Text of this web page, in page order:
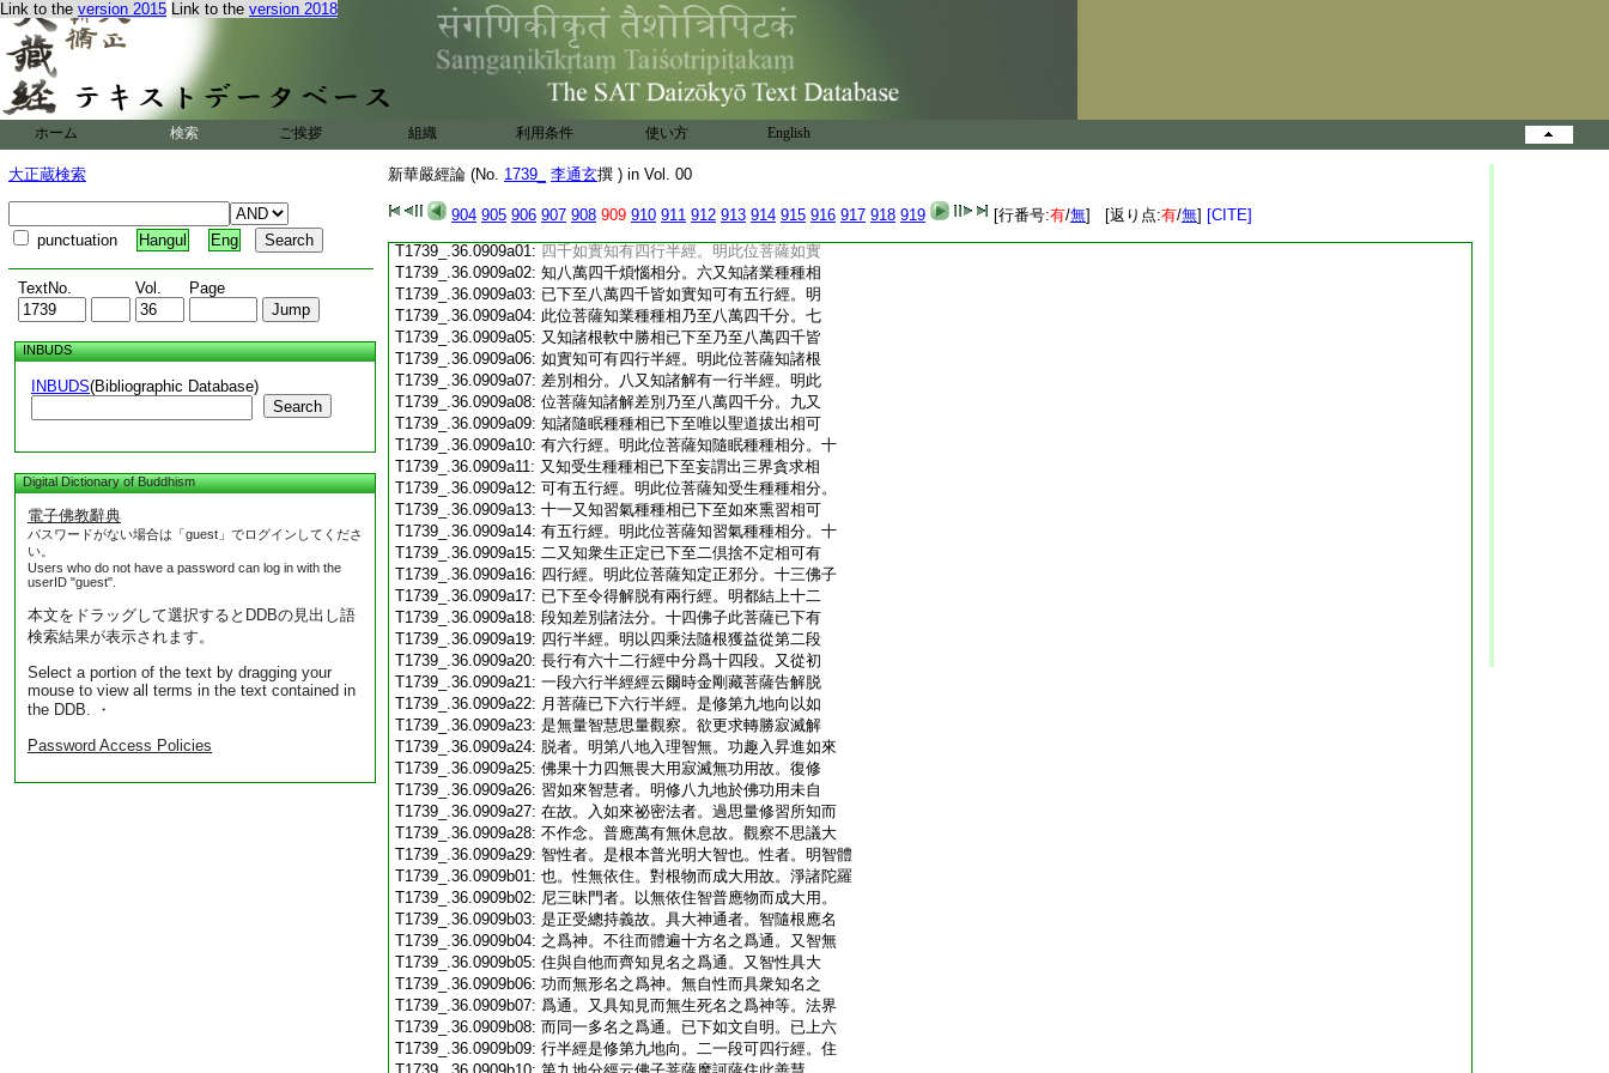
Link to the version 2015 Link to the version 2018
ホーム 検索 ご挨拶 組織 利用条件 使い方 English
大正蔵検索
punctuation Hangul Eng
TextNo. Vol. Page
INBUDS
INBUDS(Bibliographic Database)
Search
Digital Dictionary of Buddhism
電子佛教辭典
パスワードがない場合は「guest」でログインしてくださ
い。
Users who do not have a password can log in with the
userID "guest".
本文をドラッグして選択するとDDBの見出し語
検索結果が表示されます。
Select a portion of the text by dragging your
mouse to view all terms in the text contained in
the DDB. ・
Password Access Policies
新華嚴經論 (No. 1739_ 李通玄撰 ) in Vol. 00
904 905 906 907 908 909 910 911 912 913 914 915 916 917 918 919 [行番号:有/無] [返り点:有/無] [CITE]
T1739_.36.0908c19:歎法分。二末後有一行頌。是請後地分。此兩
T1739_.36.0908c20: 段頌。於中文義如頌自明
T1739_.36.0908c21:第二段長行有六十二行半經。義分爲十四
T1739_.36.0908c22:
段。一爾時下至第九善慧地有六行半經。是
趣入第九地向分。二佛子已下至無爲法行
T1739_.36.0908c24:可有四行經。明住第九地知一切衆生十種
T1739_.36.0908c25:所行法分。三此菩薩以是智慧已下至三聚
T1739_.36.0908c26:
稠林可有三行經。明此位菩薩知一切衆生
T1739_.36.0908c27:十一種稠林分。四此菩薩如實知已下至皆
T1739_.36.0908c28: 如實知有四行經。明此位菩薩通達十種相
T1739_.36.0909a01: 四千如實知有四行半經。明此位菩薩如實
T1739_.36.0909a02: 知八萬四千煩惱相分。六又知諸業種種相
T1739_.36.0909a03: 已下至八萬四千皆如實知可有五行經。明
T1739_.36.0909a04: 此位菩薩知業種種相乃至八萬四千分。七
T1739_.36.0909a05: 又知諸根軟中勝相已下至乃至八萬四千皆
T1739_.36.0909a06: 如實知可有四行半經。明此位菩薩知諸根
T1739_.36.0909a07: 差別相分。八又知諸解有一行半經。明此
T1739_.36.0909a08: 位菩薩知諸解差別乃至八萬四千分。九又
T1739_.36.0909a09: 知諸隨眠種種相已下至唯以聖道拔出相可
T1739_.36.0909a10: 有六行經。明此位菩薩知隨眠種種相分。十
T1739_.36.0909a11: 又知受生種種相已下至妄謂出三界貪求相
T1739_.36.0909a12: 可有五行經。明此位菩薩知受生種種相分。
T1739_.36.0909a13: 十一又知習氣種種相已下至如來熏習相可
T1739_.36.0909a14: 有五行經。明此位菩薩知習氣種種相分。十
T1739_.36.0909a15: 二又知衆生正定已下至二倶捨不定相可有
T1739_.36.0909a16: 四行經。明此位菩薩知定正邪分。十三佛子
T1739_.36.0909a17: 已下至令得解脱有兩行經。明都結上十二
T1739_.36.0909a18: 段知差別諸法分。十四佛子此菩薩已下有
T1739_.36.0909a19: 四行半經。明以四乘法隨根獲益從第二段
T1739_.36.0909a20: 長行有六十二行經中分爲十四段。又從初
T1739_.36.0909a21: 一段六行半經經云爾時金剛藏菩薩告解脱
T1739_.36.0909a22: 月菩薩已下六行半經。是修第九地向以如
T1739_.36.0909a23: 是無量智慧思量觀察。欲更求轉勝寂滅解
T1739_.36.0909a24: 脱者。明第八地入理智無。功趣入昇進如來
T1739_.36.0909a25: 佛果十力四無畏大用寂滅無功用故。復修
T1739_.36.0909a26: 習如來智慧者。明修八九地於佛功用未自
T1739_.36.0909a27: 在故。入如來祕密法者。過思量修習所知而
T1739_.36.0909a28: 不作念。普應萬有無休息故。觀察不思議大
T1739_.36.0909a29: 智性者。是根本普光明大智也。性者。明智體
T1739_.36.0909b01: 也。性無依住。對根物而成大用故。淨諸陀羅
T1739_.36.0909b02: 尼三昧門者。以無依住智普應物而成大用。
T1739_.36.0909b03: 是正受總持義故。具大神通者。智隨根應名
T1739_.36.0909b04: 之爲神。不往而體遍十方名之爲通。又智無
T1739_.36.0909b05: 住與自他而齊知見名之爲通。又智性具大
T1739_.36.0909b06: 功而無形名之爲神。無自性而具衆知名之
T1739_.36.0909b07: 爲通。又具知見而無生死名之爲神等。法界
T1739_.36.0909b08: 而同一多名之爲通。已下如文自明。已上六
T1739_.36.0909b09: 行半經是修第九地向。二一段可四行經。住